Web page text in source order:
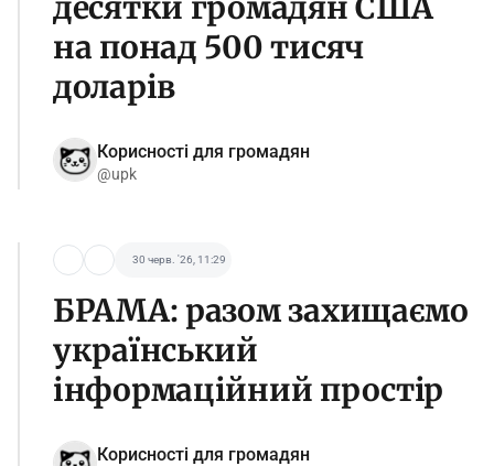
на понад 500 тисяч
доларів
Корисності для громадян
@upk
30 черв. '26, 11:29
БРАМА: разом захищаємо
український
інформаційний простір
Корисності для громадян